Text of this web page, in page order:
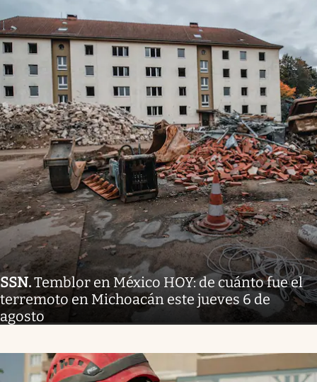
SSN.Temblor en México HOY: de cuánto fue el
terremoto en Michoacán este jueves 6 de
agosto